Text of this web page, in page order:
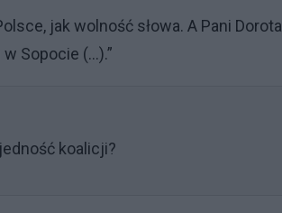
jak wolność słowa. A Pani Dorota
Sopocie (…).”
koalicji?